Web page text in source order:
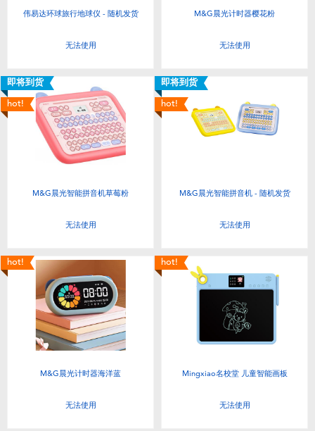
伟易达环球旅行地球仪 - 随机发货
无法使用
M&G晨光计时器樱花粉
无法使用
即将到货
hot!
M&G晨光智能拼音机草莓粉
无法使用
即将到货
hot!
M&G晨光智能拼音机 - 随机发货
无法使用
hot!
M&G晨光计时器海洋蓝
无法使用
hot!
Mingxiao名校堂 儿童智能画板
无法使用